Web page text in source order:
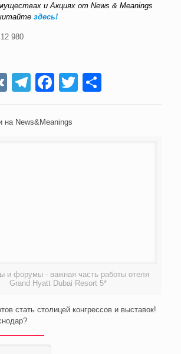
и Акциях от News & Meanings
здесь!
12 980
VK Telegram
Facebook
Twitter
на News&Meanings
и форумы - важная часть работы отеля
Grand Hyatt Dubai Resort 5*
стать столицей конгрессов и выставок!